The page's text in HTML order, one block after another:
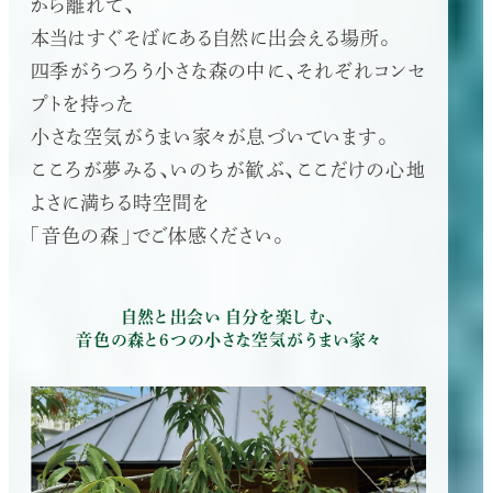
から離れて、
本当はすぐそばにある自然に出会える場所。
四季がうつろう小さな森の中に、それぞれコンセ
プトを持った
小さな空気がうまい家々が息づいています。
こころが夢みる、いのちが歓ぶ、ここだけの心地
よさに満ちる時空間を
「音色の森」でご体感ください。
自然と出会い 自分を楽しむ、
音色の森と6つの小さな空気がうまい家々